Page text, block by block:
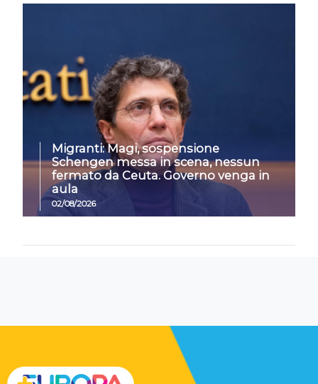
Migranti: Magi, sospensione
Schengen messa in scena, nessun
fermato da Ceuta. Governo venga in
aula
02/08/2026